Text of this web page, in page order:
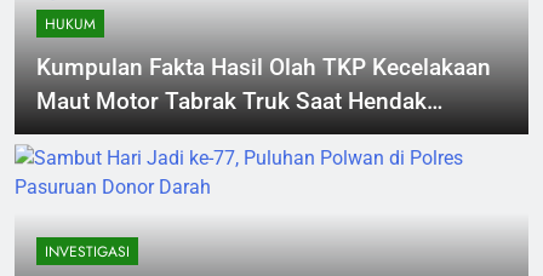
HUKUM
Kumpulan Fakta Hasil Olah TKP Kecelakaan
Maut Motor Tabrak Truk Saat Hendak
Menyalip di Pasuruan Seorang Pelajar Tewas
INVESTIGASI